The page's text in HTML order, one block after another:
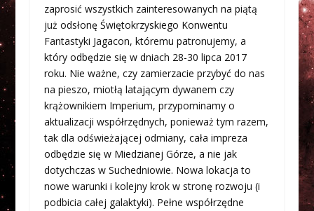
zaprosić wszystkich zainteresowanych na piątą
już odsłonę Świętokrzyskiego Konwentu
Fantastyki Jagacon, któremu patronujemy, a
który odbędzie się w dniach 28-30 lipca 2017
roku. Nie ważne, czy zamierzacie przybyć do nas
na pieszo, miotłą latającym dywanem czy
krążownikiem Imperium, przypominamy o
aktualizacji współrzędnych, ponieważ tym razem,
tak dla odświeżającej odmiany, cała impreza
odbędzie się w Miedzianej Górze, a nie jak
dotychczas w Suchedniowie. Nowa lokacja to
nowe warunki i kolejny krok w stronę rozwoju (i
podbicia całej galaktyki). Pełne współrzędne